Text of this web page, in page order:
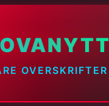
OVERSKRIFTER